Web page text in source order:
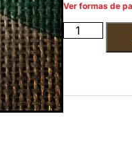
Ver formas de